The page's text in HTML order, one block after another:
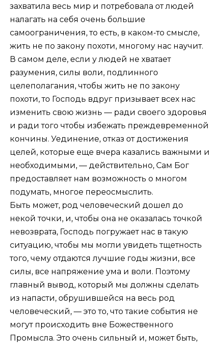
захватила весь мир и потребовала от людей
налагать на себя очень большие
самоограничения, то есть, в каком-то смысле,
жить не по закону похоти, многому нас научит.
В самом деле, если у людей не хватает
разумения, силы воли, подлинного
целеполагания, чтобы жить не по закону
похоти, то Господь вдруг призывает всех нас
изменить свою жизнь — ради своего здоровья
и ради того чтобы избежать преждевременной
кончины. Уединение, отказ от достижения
целей, которые еще вчера казались важными и
необходимыми, — действительно, Сам Бог
предоставляет нам возможность о многом
подумать, многое переосмыслить.
Быть может, род человеческий дошел до
некой точки, и, чтобы она не оказалась точкой
невозврата, Господь погружает нас в такую
ситуацию, чтобы мы могли увидеть тщетность
того, чему отдаются лучшие годы жизни, все
силы, все напряжение ума и воли. Поэтому
главный вывод, который мы должны сделать
из напасти, обрушившейся на весь род
человеческий, — это то, что такие события не
могут происходить вне Божественного
Промысла. Это очень сильный и, может быть,